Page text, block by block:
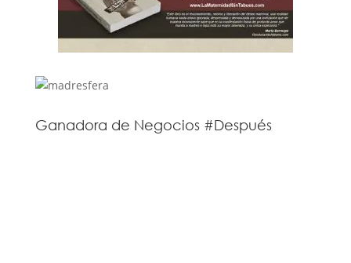
Ganadora de Negocios #Después